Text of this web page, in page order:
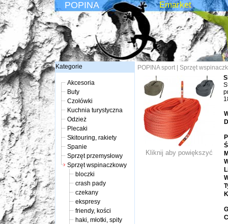
POPINA Emarket
Kategorie
Akcesoria
Buty
Czołówki
Kuchnia turystyczna
Odzież
Plecaki
Skitouring, rakiety
Spanie
Sprzęt przemysłowy
Sprzęt wspinaczkowy
bloczki
crash pady
czekany
ekspresy
friendy, kości
haki, młotki, spity
POPINA sport| Sprzęt
Kliknij aby powiększyć